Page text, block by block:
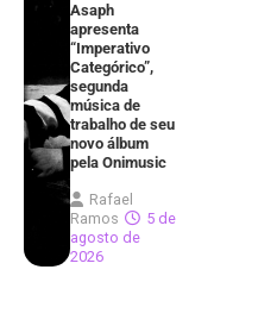
Asaph
apresenta
“Imperativo
Categórico”,
segunda
música de
trabalho de seu
novo álbum
pela Onimusic
Rafael
Ramos
5 de
agosto de
2026